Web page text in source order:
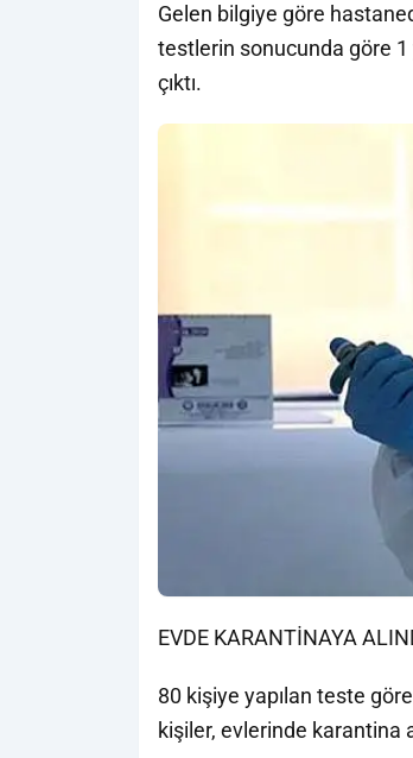
Gelen bilgiye göre
testlerin sonucunda göre
çıktı.
EVDE KARANTİNAYA
80 kişiye yapılan teste
kişiler, evlerinde karantina